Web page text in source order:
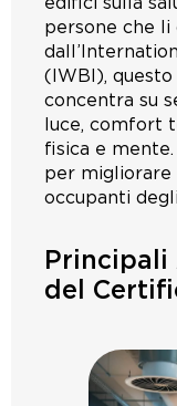
persone che li
(IWBI),
concentra su
luce, comfort
fisica e
per migliorare
occupanti
Principali
del